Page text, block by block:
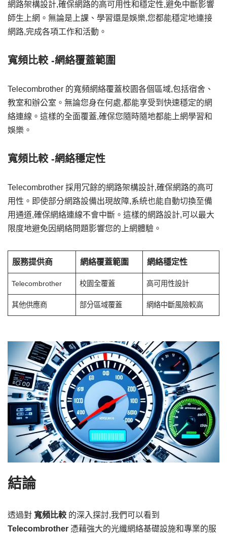
網路架構設計,確保網路的高可用性和穩定性,避免中斷影響
師生上網。無論是上課、學習還是娛樂,您都能穩定地連接
網路,完成各項工作和活動。
寬頻比較 -網絡覆蓋範圍
Telecombrother 的寬頻網絡覆蓋校園各個區域,包括宿舍、
教室和辦公室。無論您身在何處,都能享受到快速穩定的網
絡連線。這樣的全面覆蓋,確保您隨時隨地都能上網學習和
娛樂。
寬頻比較 -網絡穩定性
Telecombrother 採用冗餘的網路架構設計,確保網路的高可
用性。即使部分網路設備出現故障,系統也能自動切換至備
用通道,確保網絡連線不會中斷。這樣的網路設計,可以最大
限度地避免因網絡問題影響您的上網體驗。
服務提供商 網絡覆蓋範圍 網絡穩定性
Telecombrother 校園全覆蓋 高可用性設計
其他供應商 部分區域覆蓋 網絡中斷風險較高
結論
透過對 寬頻比較 的深入探討,我們可以看到
Telecombrother 憑藉強大的光纖網絡基礎設施和專業的服